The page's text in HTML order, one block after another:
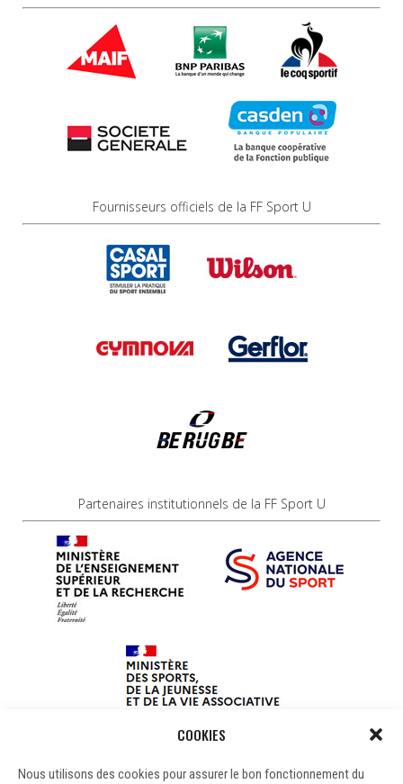
COOKIES
Nous utilisons des cookies pour assurer le bon fonctionnement du
Fournisseurs officiels de la FF Sport U
Partenaires institutionnels de la FF Sport U